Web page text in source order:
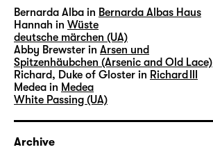
Bernarda Alba in Bernarda Albas Haus
Hannah in Wüste
deutsche märchen (UA)
Abby Brewster in Arsen und
Spitzenhäubchen (Arsenic and Old Lace)
Richard, Duke of Gloster in Richard III
Medea in Medea
White Passing (UA)
Archive